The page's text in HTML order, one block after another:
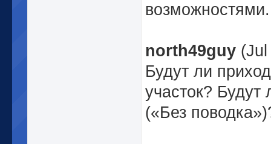
возможностями.
north49guy
Будут ли
участок?
(«Без